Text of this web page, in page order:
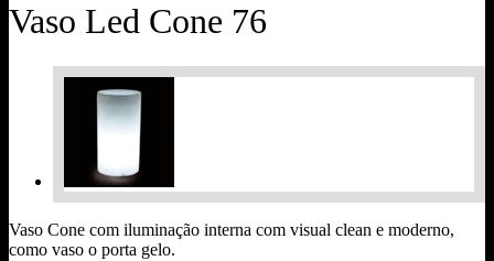
Vaso Led Cone 76
Vaso Cone com iluminação interna com visual clean e moderno,
como vaso o porta gelo.